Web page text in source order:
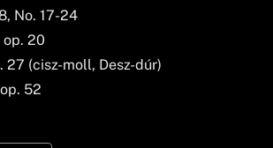
No. 17-24
20
27 (cisz-moll, Desz-dúr)
52